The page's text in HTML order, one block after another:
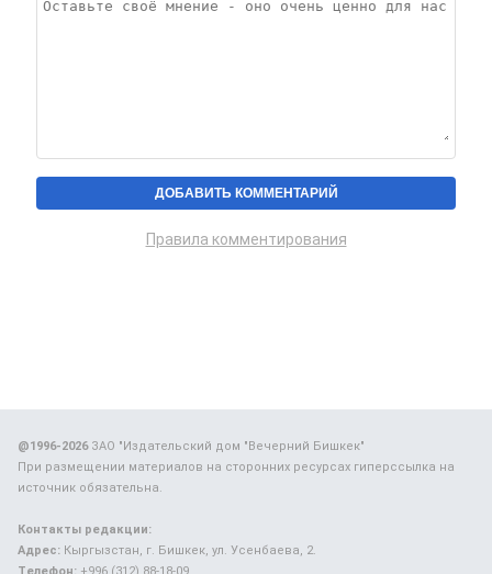
Правила комментирования
@1996-2026ЗАО "Издательский дом "Вечерний Бишкек"
При размещении материалов на сторонних ресурсах гиперссылка на
источник обязательна.
Контакты редакции:
Адрес: Кыргызстан, г. Бишкек, ул. Усенбаева, 2.